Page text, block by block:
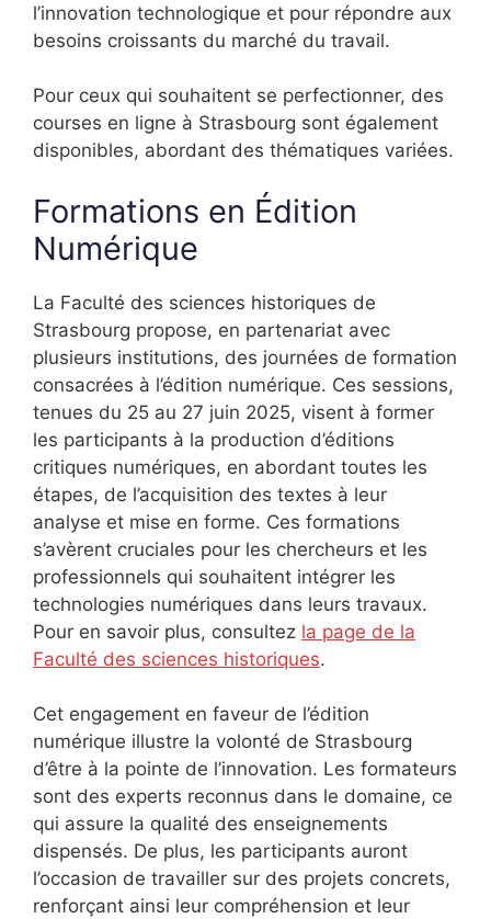
l’innovation technologique et pour répondre aux
besoins croissants du marché du travail.
Pour ceux qui souhaitent se perfectionner, des
courses en ligne à Strasbourg sont également
disponibles, abordant des thématiques variées.
Formations en Édition
Numérique
La Faculté des sciences historiques de
Strasbourg propose, en partenariat avec
plusieurs institutions, des journées de formation
consacrées à l’édition numérique. Ces sessions,
tenues du 25 au 27 juin 2025, visent à former
les participants à la production d’éditions
critiques numériques, en abordant toutes les
étapes, de l’acquisition des textes à leur
analyse et mise en forme. Ces formations
s’avèrent cruciales pour les chercheurs et les
professionnels qui souhaitent intégrer les
technologies numériques dans leurs travaux.
Pour en savoir plus, consultez la page de la
Faculté des sciences historiques.
Cet engagement en faveur de l’édition
numérique illustre la volonté de Strasbourg
d’être à la pointe de l’innovation. Les formateurs
sont des experts reconnus dans le domaine, ce
qui assure la qualité des enseignements
dispensés. De plus, les participants auront
l’occasion de travailler sur des projets concrets,
renforçant ainsi leur compréhension et leur